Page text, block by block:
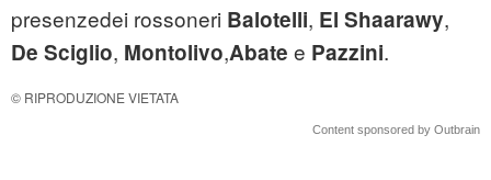
presenzedei rossoneri Balotelli, El Shaarawy,
De Sciglio, Montolivo,Abate e Pazzini.
© RIPRODUZIONE VIETATA
Content sponsored by Outbrain